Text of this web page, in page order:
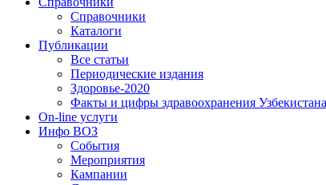
Справочники
Каталоги
Публикации
Все статьи
Периодические издания
Здоровье-2020
Факты и цифры здравоохранения Узбекистана
On-line услуги
Инфо ВОЗ
События
Мероприятия
Кампании